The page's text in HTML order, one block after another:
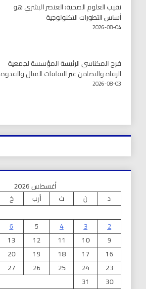
نقيب العلوم الصحية: العنصر البشري هو
أساس التطورات التكنولوجية
2026-08-04
فرح المكناسي الرئيسة المؤسسة لجمعية
الرفاه والتضامن عبر الثقافات المثال والقدوة
2026-08-03
أغسطس 2026
د
ن ث أرب خ
2
3
4
5
6
9
10
11
12
13
16
17
18
19
20
23
24
25
26
27
30
31